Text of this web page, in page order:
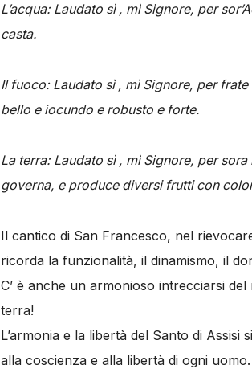
L’acqua: Laudato sì , mì Signore, per
casta.
Il fuoco: Laudato sì , mì Signore, per
bello e iocundo e robusto e forte.
La terra: Laudato sì , mì Signore, per
governa, e produce diversi frutti con
Il cantico di San Francesco, nel
ricorda la funzionalità, il dinamismo, il
C’ è anche un armonioso intrecciarsi
terra!
L’armonia e la libertà del Santo di
alla coscienza e alla libertà di ogni uomo.